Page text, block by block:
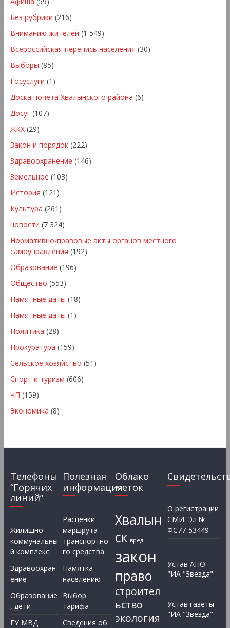
Без рубрики (216)
Вниманию жителей (1 549)
Всероссийская перепись населения (30)
Выборы (85)
Госуслуги (1)
Доска почёта Хвалынского района (6)
Досуг(107)
ЖКХ(29)
Закон и порядок(222)
Здравоохранение (146)
Земельное (103)
История (121)
Культура (261)
новости (7 324)
Нормативно-правовые акты органов местного
самоуправления (192)
Образование (196)
Общество (553)
Памятные даты (18)
Памятные даты (1)
Политика (28)
Прокуратура (159)
Сельское хозяйство (51)
Спорт и туризм (606)
ЧП (159)
Экономика (8)
Телефоны
“Горячих
линий”
Жилищно-
коммунальны
й комплекс
Здравоохран
ение
Образование
, дети
ГУ МВД
Полезная
информация
Расценки
маршрута
транспортно
го средства
Памятка
населению
Выбор
тарифа
Сведения об
Облако
меток
Хвалын
ск вред
закон
право
строител
ьство
экология
О регистрации
СМИ: Эл №
ФС77-53449
Устав АНО
"ИА "Звезда"
Устав газеты
"ИА "Звезда"